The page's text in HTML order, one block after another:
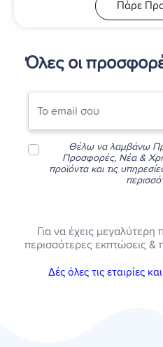
Πάρε
Όλες οι
Θέλω να λαμβάνω
Προσφορές, Νέα &
προϊόντα και τις
Για να έχεις μεγαλύτερη
περισσότερες εκπτώσεις
Δές όλες τις εταιρίες